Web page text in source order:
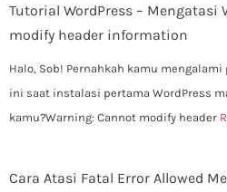
Tutorial WordPress – Mengatasi
modify header information
Halo, Sob! Pernahkah kamu
ini saat instalasi pertama WordPress
kamu?Warning: Cannot modify header
Cara Atasi Fatal Error Allowed